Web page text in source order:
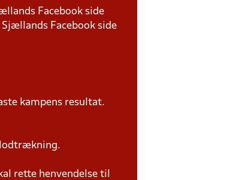
Facebook side
Facebook side
kampens resultat.
lodtrækning.
rette henvendelse til